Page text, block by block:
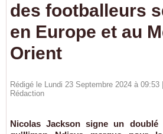
des footballeurs
en Europe et au
Orient
Rédigé le Lundi 23 Septembre 2024 à
Rédaction
Nicolas Jackson signe un doublé